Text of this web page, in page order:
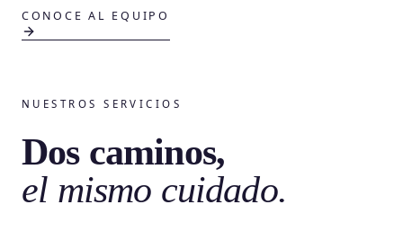
CONOCE AL EQUIPO
NUESTROS SERVICIOS
Dos caminos,
el mismo cuidado.